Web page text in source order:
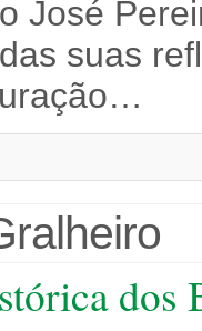
José
suas
dos